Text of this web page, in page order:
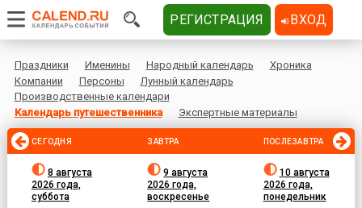
Праздники Именины Народный календарь
Хроника
Компании
Персоны
Лунный календарь
Производственные календари
Календарь путешественника
Экспертные материалы
СЕГОДНЯ
8 августа
2026 года,
суббота
ЗАВТРА
9 августа
2026 года,
воскресенье
ПОСЛЕЗАВТРА
10 августа
2026 года,
понедельник
РЕГИСТРАЦИЯ ВХОД